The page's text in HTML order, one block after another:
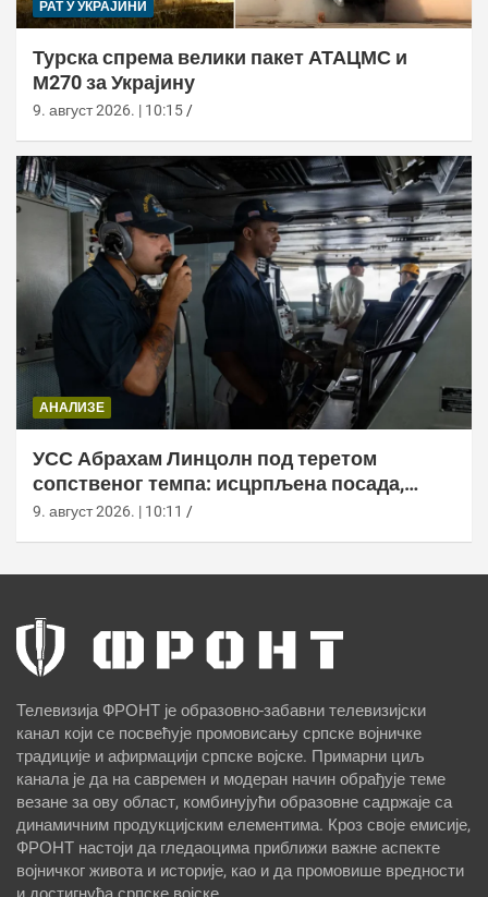
РАТ У УКРАЈИНИ
Турска спрема велики пакет АТАЦМС и
М270 за Украјину
9. август 2026. | 10:15
АНАЛИЗЕ
УСС Абрахам Линцолн под теретом
сопственог темпа: исцрпљена посада,
проблеми са снабдевањем и пад морала
9. август 2026. | 10:11
Телевизија ФРОНТ је образовно-забавни телевизијски
канал који се посвећује промовисању српске војничке
традиције и афирмацији српске војске. Примарни циљ
канала је да на савремен и модеран начин обрађује теме
везане за ову област, комбинујући образовне садржаје са
динамичним продукцијским елементима. Кроз своје емисије,
ФРОНТ настоји да гледаоцима приближи важне аспекте
војничког живота и историје, као и да промовише вредности